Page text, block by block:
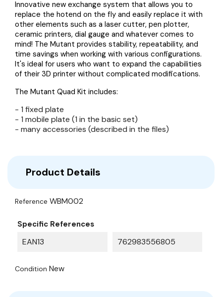
Innovative new exchange system that allows you to
replace the hotend on the fly and easily replace it with
other elements such as a laser cutter, pen plotter,
ceramic printers, dial gauge and whatever comes to
mind! The Mutant provides stability, repeatability, and
time savings when working with various configurations.
It's ideal for users who want to expand the capabilities
of their 3D printer without complicated modifications.
The Mutant Quad Kit includes:
- 1 fixed plate
- 1 mobile plate (1 in the basic set)
- many accessories (described in the files)
Product Details
Reference WBM002
Specific References
EAN13 762983556805
Condition New